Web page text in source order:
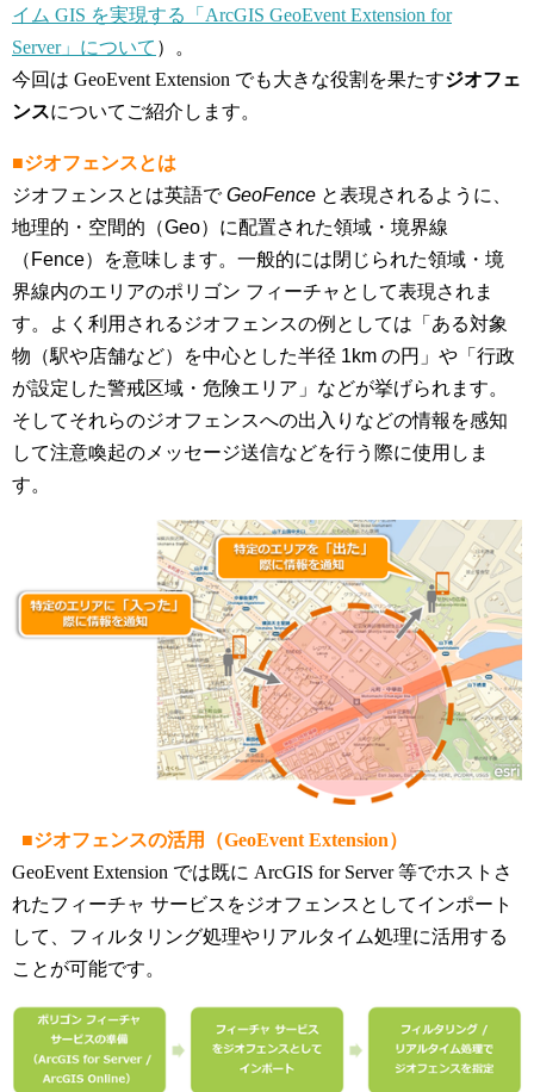
イム GIS を実現する「ArcGIS GeoEvent Extension for
Server」について ）。
今回は GeoEvent Extension でも大きな役割を果たすジオフェ
ンスについてご紹介します。
■ジオフェンスとは
ジオフェンスとは英語でGeoFence と表現されるように、
地理的・空間的（Geo）に配置された領域・境界線
（Fence）を意味します。一般的には閉じられた領域・境
界線内のエリアのポリゴン フィーチャとして表現されま
す。よく利用されるジオフェンスの例としては「ある対象
物（駅や店舗など）を中心とした半径 1km の円」や「行政
が設定した警戒区域・危険エリア」などが挙げられます。
そしてそれらのジオフェンスへの出入りなどの情報を感知
して注意喚起のメッセージ送信などを行う際に使用しま
す。
■ジオフェンスの活用（GeoEvent Extension）
GeoEvent Extension では既に ArcGIS for Server 等でホストさ
れたフィーチャ サービスをジオフェンスとしてインポート
して、フィルタリング処理やリアルタイム処理に活用する
ことが可能です。